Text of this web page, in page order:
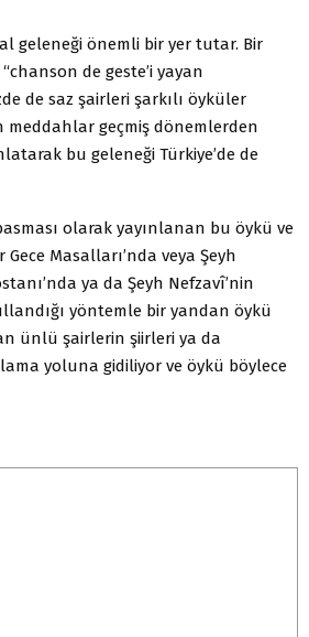
geleneği önemli bir yer tutar. Bir
de geste’i yayan
de saz şairleri şarkılı öyküler
meddahlar geçmiş dönemlerden
bu geleneği Türkiye’de de
olarak yayınlanan bu öykü ve
Masalları’nda veya Şeyh
ya da Şeyh Nefzavî’nin
yöntemle bir yandan öykü
ünlü şairlerin şiirleri ya da
yoluna gidiliyor ve öykü böylece